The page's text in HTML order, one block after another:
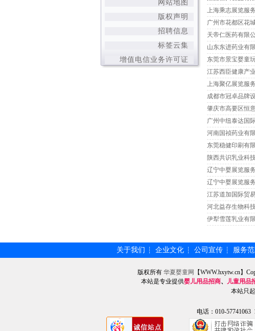
网站地图
版权声明
招聘信息
标签云集
增值电信业务许可证
上海乘志展览服
广州市花都区花
天帝仁医药有限
山东东进药业有
东莞市景宝婴童
江苏西臣健康产
上海聚亿展览服
成都市冠卓品牌
肇庆市高要区恒
广州中纽泰达国
河南国祯药业有
东莞稳健印刷有
陕西共识乳业科
辽宁中婴展览服
辽宁中婴展览服
江苏道加国际贸
河北益存生物科
伊犁雪莲乳业有
关于我们 ┆ 企业文化 ┆ 公司宣传 ┆ 服务范
版权所有 华夏婴童网 【WWW.hxytw.cn】
本站是专业提供婴儿用品招商、 儿童用品
本站只
电话：010-57741063